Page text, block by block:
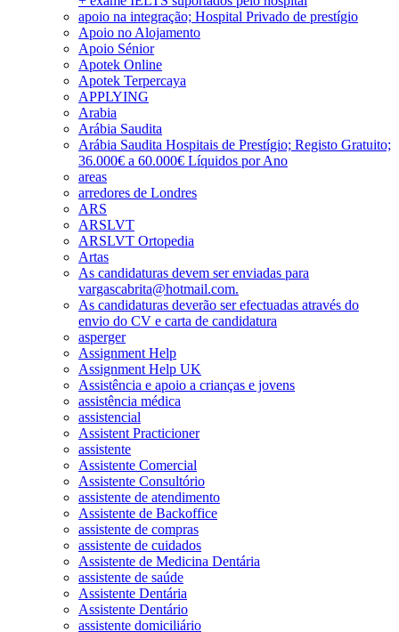
apoio na integração; Hospital Privado de prestígio
Apoio no Alojamento
Apoio Sénior
Apotek Online
Apotek Terpercaya
APPLYING
Arabia
Arábia Saudita
Arábia Saudita Hospitais de Prestígio; Registo Gratuito;
36.000€ a 60.000€ Líquidos por Ano
areas
arredores de Londres
ARS
ARSLVT
ARSLVT Ortopedia
Artas
As candidaturas devem ser enviadas para
vargascabrita@hotmail.com.
As candidaturas deverão ser efectuadas através do
envio do CV e carta de candidatura
asperger
Assignment Help
Assignment Help UK
Assistência e apoio a crianças e jovens
assistência médica
assistencial
Assistent Practicioner
assistente
Assistente Comercial
Assistente Consultório
assistente de atendimento
Assistente de Backoffice
assistente de compras
assistente de cuidados
Assistente de Medicina Dentária
assistente de saúde
Assistente Dentária
Assistente Dentário
assistente domiciliário